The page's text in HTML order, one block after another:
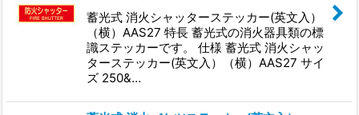
蓄光式 消火シャッターステッカー(英文入）
（横）AAS27 特長 蓄光式の消火器具類の標
識ステッカーです。 仕様 蓄光式 消火シャッ
ターステッカー(英文入）（横）AAS27 サイ
ズ 250&…